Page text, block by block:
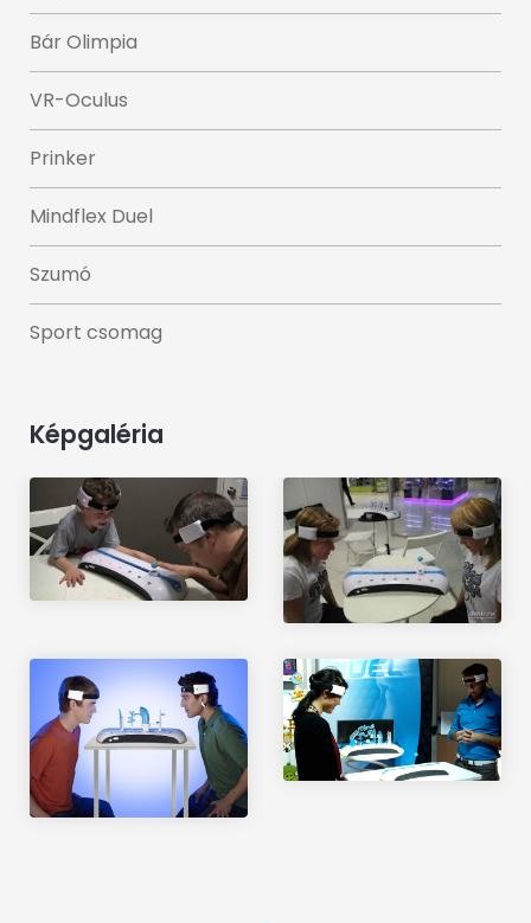
Bár Olimpia
VR-Oculus
Prinker
Mindflex Duel
Szumó
Sport csomag
Képgaléria